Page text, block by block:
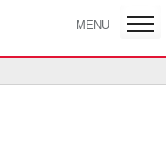
MENU